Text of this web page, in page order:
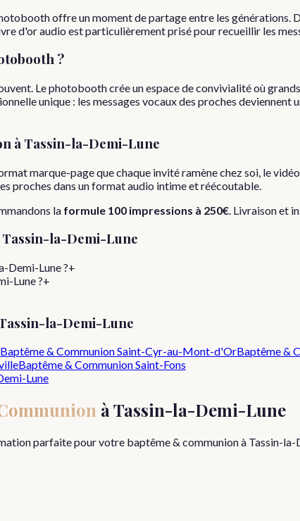
offre un moment de partage entre les générations.
d'or audio est particulièrement prisé pour recueillir les
?
Le photobooth crée un espace de convivialité où
unique : les messages vocaux des proches
à Tassin-la-Demi-Lune
marque-page que chaque invité ramène chez soi, le
proches dans un format audio intime et réécoutable.
la formule 100 impressions à 250€ . Livraison et
Tassin-la-Demi-Lune
Demi-Lune ?+
Lune ?+
la-Demi-Lune
Baptême & CommunionSaint-Cyr-au-Mont-d'OrBaptême &
Baptême & CommunionSaint-Fons
Lune
à Tassin-la-Demi-Lune
parfaite pour votre baptême & communionà Tassin-la-